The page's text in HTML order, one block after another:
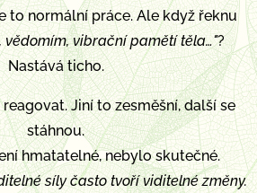
to normální práce.Ale když řeknu
vědomím, vibrační pamětí těla…"?
Nastává ticho.
Jiní to zesměšní, další se
stáhnou.
hmatatelné, nebylo skutečné.
síly často tvoří viditelné změny.